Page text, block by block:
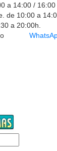
a 14:00 / 16:00
de 10:00 a
a 20:00h.